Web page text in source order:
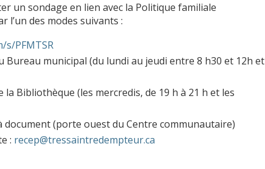
un sondage en lien avec la Politique familiale
l’un des modes suivants :
s/PFMTSR
Bureau municipal (du lundi au jeudi entre 8 h30 et 12h et
Bibliothèque (les mercredis, de 19 h à 21 h et les
document (porte ouest du Centre communautaire)
: recep@tressaintredempteur.ca